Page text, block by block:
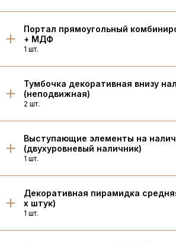
Портал прямоугольный
+ МДФ
1 шт.
Тумбочка декоративная внизу
(неподвижная)
2 шт.
Выступающие элементы на
(двухуровневый наличник)
1 шт.
Декоративная пирамидка
х штук)
1 шт.